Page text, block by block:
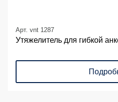
Арт. vnt 1287
Утяжелитель для гибкой